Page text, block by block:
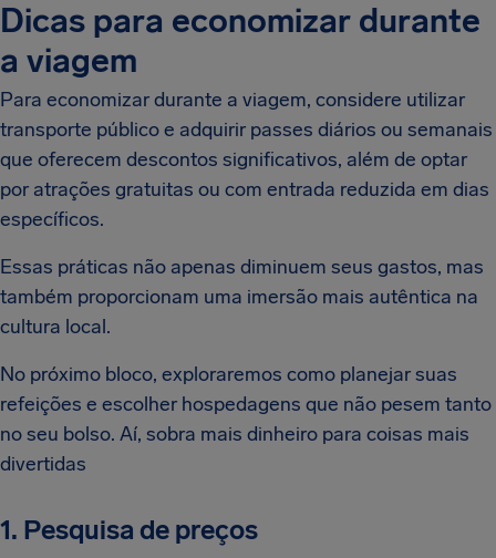
Dicas para economizar durante
a viagem
Para economizar durante a viagem, considere utilizar
transporte público e adquirir passes diários ou semanais
que oferecem descontos significativos, além de optar
por atrações gratuitas ou com entrada reduzida em dias
específicos.
Essas práticas não apenas diminuem seus gastos, mas
também proporcionam uma imersão mais autêntica na
cultura local.
No próximo bloco, exploraremos como planejar suas
refeições e escolher hospedagens que não pesem tanto
no seu bolso. Aí, sobra mais dinheiro para coisas mais
divertidas
1. Pesquisa de preços